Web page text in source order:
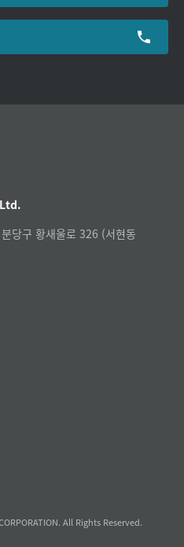
당구 황새울로 326 (서현동
All Rights Reserved.